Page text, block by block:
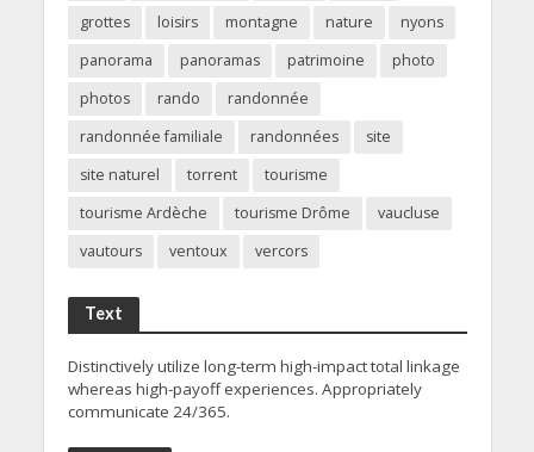
grottes
loisirs montagne nature
nyons
panorama
panoramas patrimoine
photo
photos
rando
randonnée
randonnée familiale
randonnées
site
site naturel
torrent
tourisme
tourisme Ardèche
tourisme Drôme
vaucluse
vautours
ventoux vercors
Text
Distinctively utilize long-term high-impact total linkage
whereas high-payoff experiences. Appropriately
communicate 24/365.